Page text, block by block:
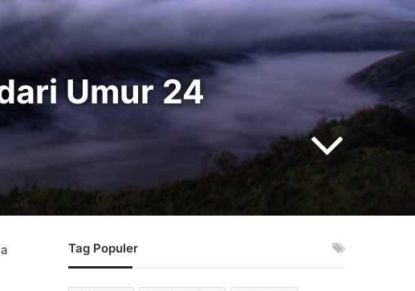
Umur 24
Tag Populer